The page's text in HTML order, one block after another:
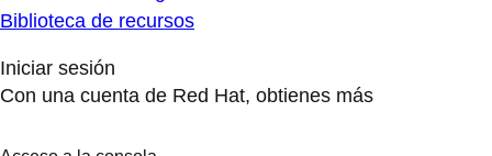
Biblioteca de recursos
Iniciar sesión
Con una cuenta de Red Hat, obtienes más